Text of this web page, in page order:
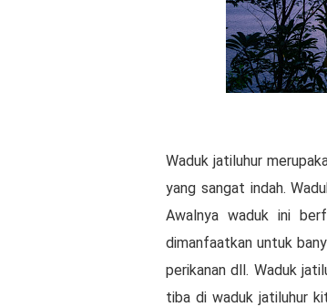
Waduk jatiluhur
yang sangat indah.
Awalnya waduk ini
dimanfaatkan untuk
perikanan dll. Waduk
tiba di waduk jatiluhur